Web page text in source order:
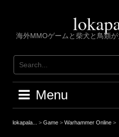
海外MMOゲームと柴犬と鳥類
Menu
lokapala... > Game > Warhammer Online >